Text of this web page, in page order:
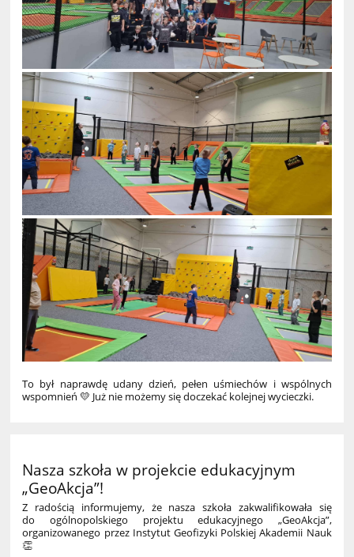
To był naprawdę udany dzień, pełen uśmiechów i wspólnych
wspomnień 💛 Już nie możemy się doczekać kolejnej wycieczki.
Nasza szkoła w projekcie edukacyjnym
„GeoAkcja”!
Z radością informujemy, że nasza szkoła zakwalifikowała się
do ogólnopolskiego projektu edukacyjnego „GeoAkcja”,
organizowanego przez Instytut Geofizyki Polskiej Akademii Nauk
👏